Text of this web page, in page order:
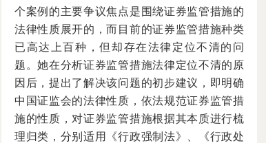
个案例的主要争议焦点是围绕证券监管措施的
法律性质展开的，而目前的证券监管措施种类
已高达上百种，但却存在法律定位不清的问
题。她在分析证券监管措施法律定位不清的原
因后，提出了解决该问题的初步建议，即明确
中国证监会的法律性质，依法规范证券监管措
施的性质，对证券监管措施根据其本质进行梳
理归类，分别适用《行政强制法》、《行政处